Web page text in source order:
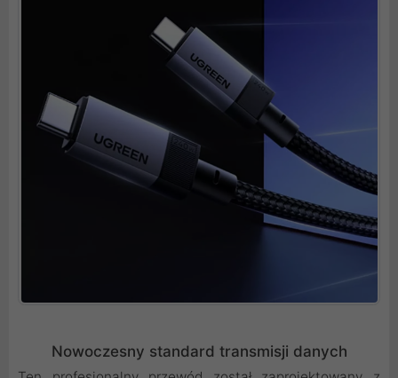
Nowoczesny standard transmisji danych